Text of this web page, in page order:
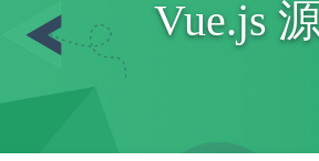
Vue.js